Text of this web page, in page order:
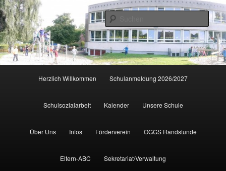
Zum
primären
Inhalt
springen
Herzlich Willkommen Schulanmeldung 2026/2027
Schulsozialarbeit Kalender Unsere Schule
Über Uns Infos Förderverein OGGS Randstunde
Eltern-ABC Sekretariat/Verwaltung